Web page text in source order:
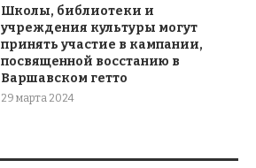
Школы, библиотеки и
учреждения культуры могут
принять участие в кампании,
посвященной восстанию в
Варшавском гетто
29 марта 2024